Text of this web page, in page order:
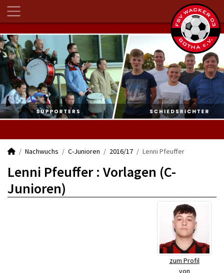
Nachwuchs C-Junioren 2016/17 Lenni Pfeuffer
Lenni Pfeuffer : Vorlagen (C-
Junioren)
zum Profil
von